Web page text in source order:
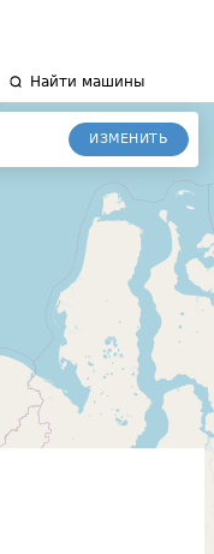
Найти машины
ИЗМЕНИТЬ